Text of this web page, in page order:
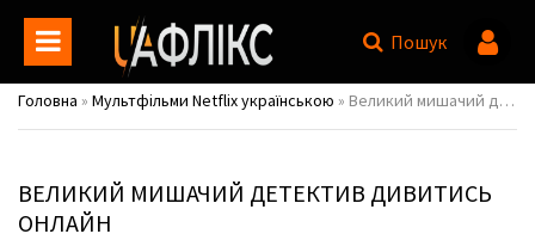
Пошук
Головна » Мультфільми Netflix українською » Великий мишачий детектив / The Great Mouse Detective
ВЕЛИКИЙ МИШАЧИЙ ДЕТЕКТИВ ДИВИТИСЬ
ОНЛАЙН